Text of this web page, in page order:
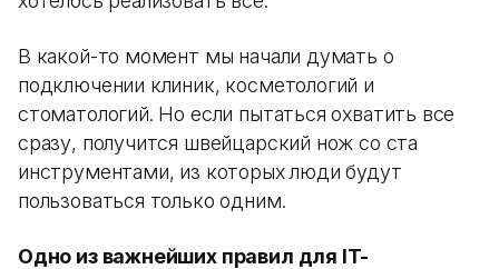
В какой-то момент мы начали думать о
подключении клиник, косметологий и
стоматологий. Но если пытаться охватить все
сразу, получится швейцарский нож со ста
инструментами, из которых люди будут
пользоваться только одним.
Одно из важнейших правил для IT-